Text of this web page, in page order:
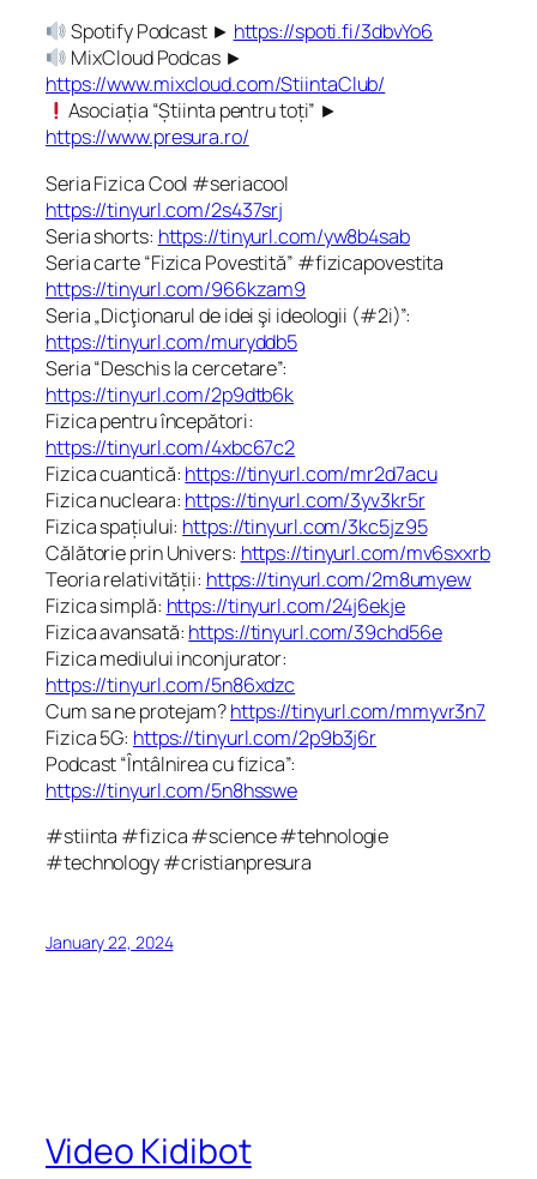
Spotify Podcast ► https://spoti.fi/3dbvYo6
MixCloud Podcas ►
https://www.mixcloud.com/StiintaClub/
Asociația “Știinta pentru toți” ►
https://www.presura.ro/
Seria Fizica Cool #seriacool
https://tinyurl.com/2s437srj
Seria shorts: https://tinyurl.com/yw8b4sab
Seria carte “Fizica Povestită” #fizicapovestita
https://tinyurl.com/966kzam9
Seria „Dicţionarul de idei şi ideologii (#2i)”:
https://tinyurl.com/muryddb5
Seria “Deschis la cercetare”:
https://tinyurl.com/2p9dtb6k
Fizica pentru începători:
https://tinyurl.com/4xbc67c2
Fizica cuantică: https://tinyurl.com/mr2d7acu
Fizica nucleara: https://tinyurl.com/3yv3kr5r
Fizica spațiului: https://tinyurl.com/3kc5jz95
Călătorie prin Univers: https://tinyurl.com/mv6sxxrb
Teoria relativității: https://tinyurl.com/2m8umyew
Fizica simplă: https://tinyurl.com/24j6ekje
Fizica avansată: https://tinyurl.com/39chd56e
Fizica mediului inconjurator:
https://tinyurl.com/5n86xdzc
Cum sa ne protejam?https://tinyurl.com/mmyvr3n7
Fizica 5G: https://tinyurl.com/2p9b3j6r
Podcast “Întâlnirea cu fizica”:
https://tinyurl.com/5n8hsswe
#stiinta #fizica #science #tehnologie
#technology #cristianpresura
January 22, 2024
Video Kidibot